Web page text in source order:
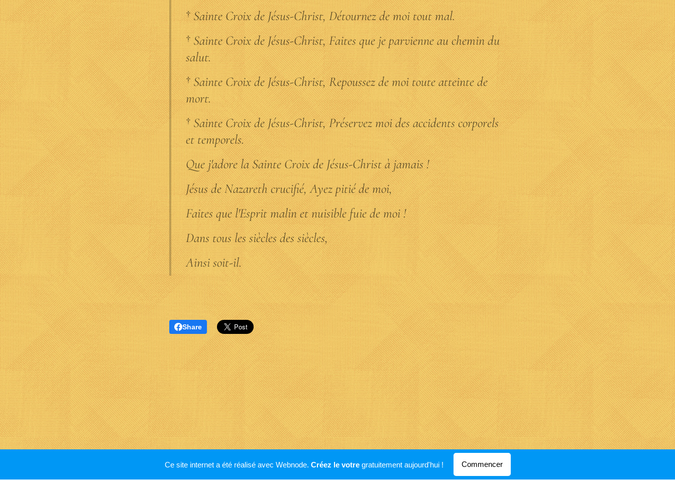
†Sainte Croix de Jésus-Christ, Détournez de moi tout mal.
†Sainte Croix de Jésus-Christ, Faites que je parvienne au chemin du
salut.
†Sainte Croix de Jésus-Christ, Repoussez de moi toute atteinte de
mort.
† Sainte Croix de Jésus-Christ, Préservez moi des accidents corporels
et temporels.
Que j'adore la Sainte Croix de Jésus-Christ à jamais !
Jésus de Nazareth crucifié, Ayez pitié de moi,
Faites que l'Esprit malin et nuisible fuie de moi !
Dans tous les siècles des siècles,
Ainsi soit-il.
Share
Ce site internet a été réalisé avec Webnode. Créez le votre gratuitement aujourd'hui ! Commencer